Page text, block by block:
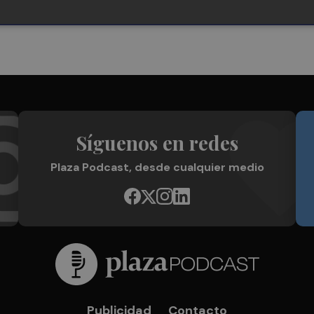
Síguenos en redes
Plaza Podcast, desde cualquier medio
Publicidad Contacto